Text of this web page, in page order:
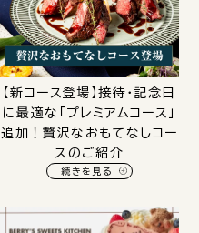
【新コース登場】接待・記念日
に最適な「プレミアムコース」
追加！贅沢なおもてなしコー
スのご紹介
続きを見る